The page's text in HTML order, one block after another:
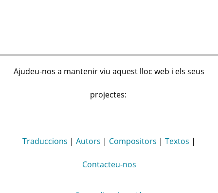
Ajudeu-nos a mantenir viu aquest lloc web i els seus
projectes:
Traduccions | Autors | Compositors | Textos |
Contacteu-nos